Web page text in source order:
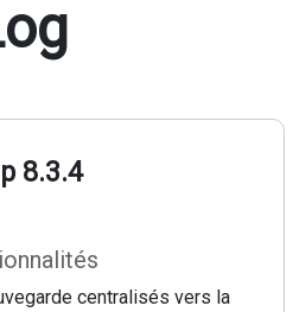
8.3.4
centralisés vers la